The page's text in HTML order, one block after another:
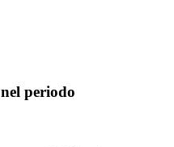
periodo